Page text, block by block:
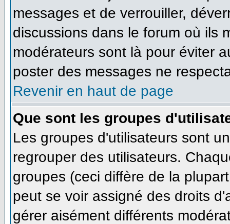
messages et de verrouiller,
discussions dans le forum où ils
modérateurs sont là pour éviter
poster des messages ne
Revenir en haut de page
Que sont les groupes
Les groupes d'utilisateurs sont
regrouper des utilisateurs.
groupes (ceci diffère de la
peut se voir assigné des droits
gérer aisément différents